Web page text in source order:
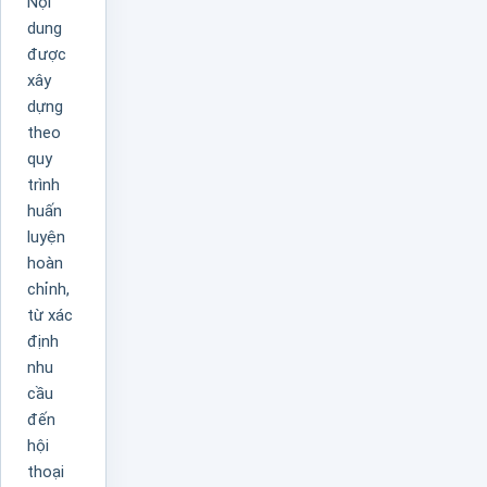
dung
được
xây
dựng
theo
quy
trình
huấn
luyện
hoàn
chỉnh,
từ xác
định
nhu
cầu
đến
hội
thoại